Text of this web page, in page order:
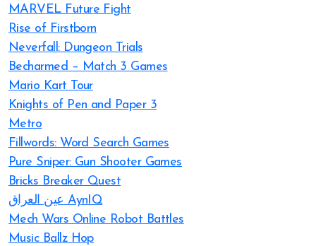
MARVEL Future Fight
Rise of Firstborn
Neverfall: Dungeon Trials
Becharmed – Match 3 Games
Mario Kart Tour
Knights of Pen and Paper 3
Metro
Fillwords: Word Search Games
Pure Sniper: Gun Shooter Games
Bricks Breaker Quest
عين العراق AynIQ
Mech Wars Online Robot Battles
Music Ballz Hop